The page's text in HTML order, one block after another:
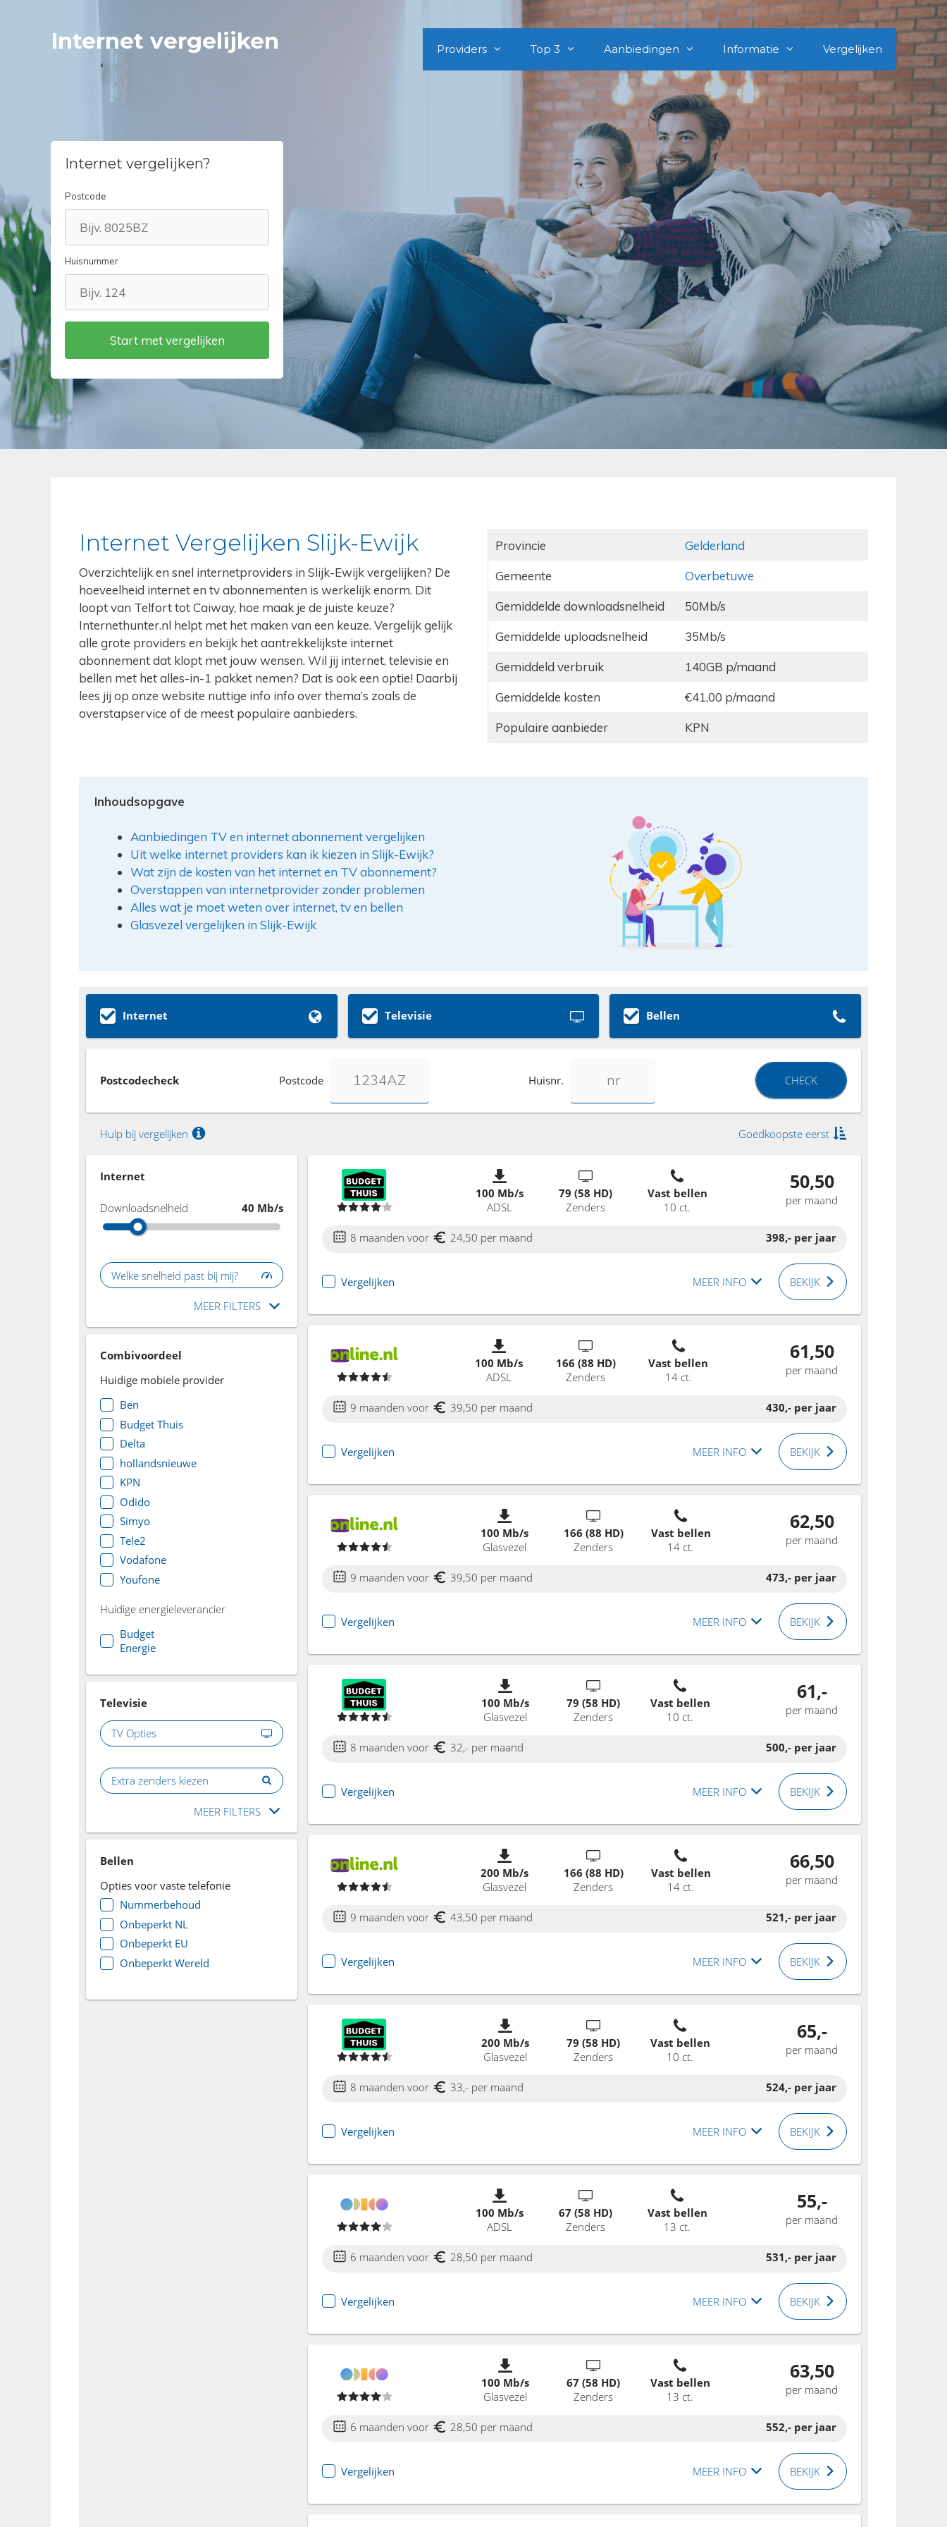
Internet vergelijken Providers Top 3 Aanbiedingen Informatie Vergelijken
Internet vergelijken?
Postcode
Huisnummer
Internet Vergelijken Slijk-Ewijk
Overzichtelijk en snel internetproviders in Slijk-Ewijk vergelijken? De
hoeveelheid internet en tv abonnementen is werkelijk enorm. Dit
loopt van Telfort tot Caiway, hoe maak je de juiste keuze?
Internethunter.nl helpt met het maken van een keuze. Vergelijk gelijk
alle grote providers en bekijk het aantrekkelijkste internet
abonnement dat klopt met jouw wensen. Wil jij internet, televisie en
bellen met het alles-in-1 pakket nemen? Dat is ook een optie! Daarbij
lees jij op onze website nuttige info info over thema’s zoals de
overstapservice of de meest populaire aanbieders.
Provincie Gelderland
Gemeente Overbetuwe
Gemiddelde downloadsnelheid 50Mb/s
Gemiddelde uploadsnelheid 35Mb/s
Gemiddeld verbruik 140GB p/maand
Gemiddelde kosten €41,00 p/maand
Populaire aanbieder KPN
Inhoudsopgave
Aanbiedingen TV en internet abonnement vergelijken
Uit welke internet providers kan ik kiezen in Slijk-Ewijk?
Wat zijn de kosten van het internet en TV abonnement?
Overstappen van internetprovider zonder problemen
Alles wat je moet weten over internet, tv en bellen
Glasvezel vergelijken in Slijk-Ewijk
Internet Televisie Bellen
Postcodecheck Postcode Huisnr. CHECK
Hulp bij vergelijken Goedkoopste eerst
Internet
Downloadsnelheid 40 Mb/s
Welke snelheid past bij mij?
MEER FILTERS
Combivoordeel
Huidige mobiele provider
Ben
Budget Thuis
Delta
hollandsnieuwe
KPN
Odido
Simyo
Tele2
Vodafone
Youfone
Huidige energieleverancier
Budget
Energie
Televisie
TV Opties
Extra zenders kiezen
MEER FILTERS
Bellen
Opties voor vaste telefonie
Nummerbehoud
Onbeperkt NL
Onbeperkt EU
Onbeperkt Wereld
100 Mb/s
ADSL
79 (58 HD)
Zenders
Vast bellen
10 ct.
50,50
per maand
8 maanden voor 24,50 per maand 398,- per jaar
Vergelijken MEER INFO BEKIJK
100 Mb/s
ADSL
166 (88 HD)
Zenders
Vast bellen
14 ct.
61,50
per maand
9 maanden voor 39,50 per maand 430,- per jaar
Vergelijken MEER INFO BEKIJK
100 Mb/s
Glasvezel
166 (88 HD)
Zenders
Vast bellen
14 ct.
62,50
per maand
9 maanden voor 39,50 per maand 473,- per jaar
Vergelijken MEER INFO BEKIJK
100 Mb/s
Glasvezel
79 (58 HD)
Zenders
Vast bellen
10 ct.
61,-
per maand
8 maanden voor 32,- per maand 500,- per jaar
Vergelijken MEER INFO BEKIJK
200 Mb/s
Glasvezel
166 (88 HD)
Zenders
Vast bellen
14 ct.
66,50
per maand
9 maanden voor 43,50 per maand 521,- per jaar
Vergelijken MEER INFO BEKIJK
200 Mb/s
Glasvezel
79 (58 HD)
Zenders
Vast bellen
10 ct.
65,-
per maand
8 maanden voor 33,- per maand 524,- per jaar
Vergelijken MEER INFO BEKIJK
100 Mb/s
ADSL
67 (58 HD)
Zenders
Vast bellen
13 ct.
55,-
per maand
6 maanden voor 28,50 per maand 531,- per jaar
Vergelijken MEER INFO BEKIJK
100 Mb/s
Glasvezel
67 (58 HD)
Zenders
Vast bellen
13 ct.
63,50
per maand
6 maanden voor 28,50 per maand 552,- per jaar
Vergelijken MEER INFO BEKIJK